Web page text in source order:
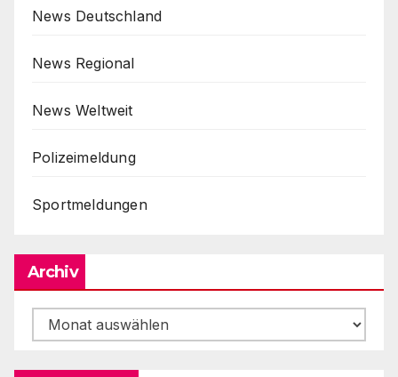
News Deutschland
News Regional
News Weltweit
Polizeimeldung
Sportmeldungen
Archiv
Archiv